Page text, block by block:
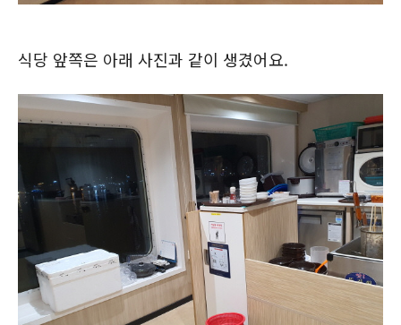
식당 앞쪽은 아래 사진과 같이 생겼어요.